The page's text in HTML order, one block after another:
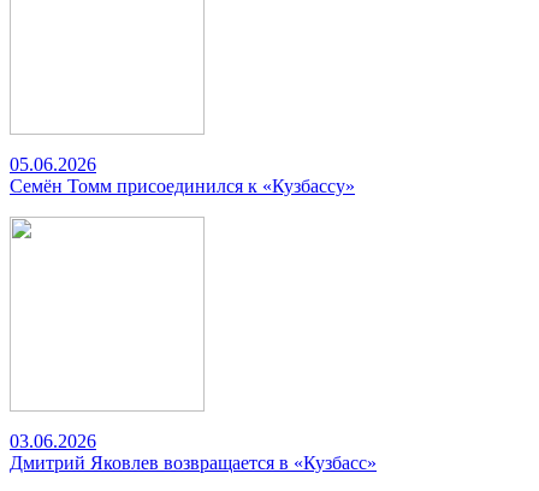
05.06.2026
Семён Томм присоединился к «Кузбассу»
03.06.2026
Дмитрий Яковлев возвращается в «Кузбасс»